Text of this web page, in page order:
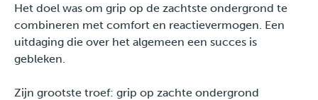
Het doel was om grip op de zachtste ondergrond te
combineren met comfort en reactievermogen. Een
uitdaging die over het algemeen een succes is
gebleken.
Zijn grootste troef: grip op zachte ondergrond